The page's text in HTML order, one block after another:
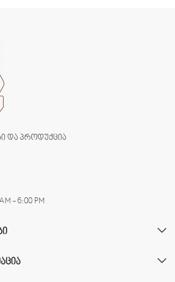
და პროდუქცია
- 6:00 PM